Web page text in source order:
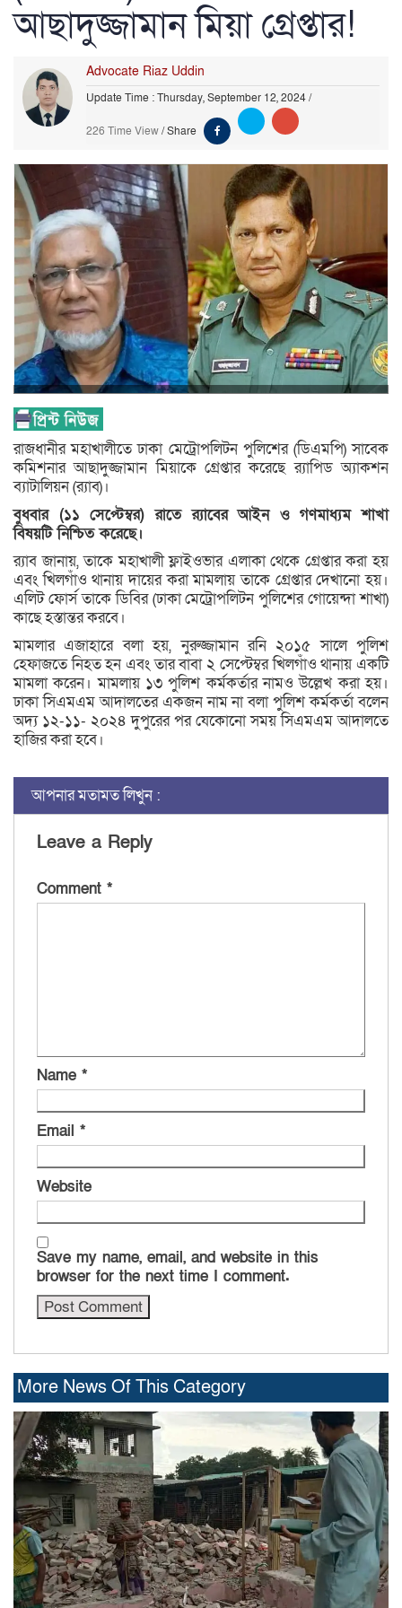
আছাদুজ্জামান মিয়া গ্রেপ্তার!
Advocate Riaz Uddin
Update Time : Thursday, September 12, 2024/
226 Time View/Share
রাজধানীর মহাখালীতে ঢাকা মেট্রোপলিটন পুলিশের (ডিএমপি) সাবেক
কমিশনার আছাদুজ্জামান মিয়াকে গ্রেপ্তার করেছে র‌্যাপিড অ্যাকশন
ব্যাটালিয়ন (র‌্যাব)।
বুধবার (১১ সেপ্টেম্বর) রাতে র‌্যাবের আইন ও গণমাধ্যম শাখা
বিষয়টি নিশ্চিত করেছে।
র‌্যাব জানায়, তাকে মহাখালী ফ্লাইওভার এলাকা থেকে গ্রেপ্তার করা হয়
এবং খিলগাঁও থানায় দায়ের করা মামলায় তাকে গ্রেপ্তার দেখানো হয়।
এলিট ফোর্স তাকে ডিবির (ঢাকা মেট্রোপলিটন পুলিশের গোয়েন্দা শাখা)
কাছে হস্তান্তর করবে।
মামলার এজাহারে বলা হয়, নুরুজ্জামান রনি ২০১৫ সালে পুলিশ
হেফাজতে নিহত হন এবং তার বাবা ২ সেপ্টেম্বর খিলগাঁও থানায় একটি
মামলা করেন। মামলায় ১৩ পুলিশ কর্মকর্তার নামও উল্লেখ করা হয়।
ঢাকা সিএমএম আদালতের একজন নাম না বলা পুলিশ কর্মকর্তা বলেন
অদ্য ১২-১১- ২০২৪ দুপুরের পর যেকোনো সময় সিএমএম আদালতে
হাজির করা হবে।
আপনার মতামত লিখুন :
Leave a Reply
Comment *
Name *
Email *
Website
Save my name, email, and website in this
browser for the next time I comment.
More News Of This Category